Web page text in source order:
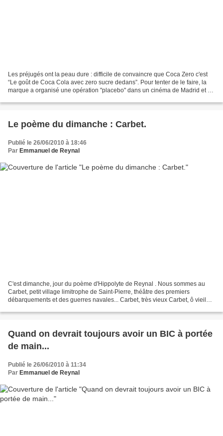
Les préjugés ont la peau dure : difficile de convaincre que Coca Zero c'est
“Le goût de Coca Cola avec zero sucre dedans”. Pour tenter de le faire, la
marque a organisé une opération "placebo" dans un cinéma de Madrid et a
Le poème du dimanche : Carbet.
Publié le 26/06/2010 à 18:46
Par Emmanuel de Reynal
C'est dimanche, jour du poème d'Hippolyte de Reynal . Nous sommes au
Carbet, petit village limitrophe de Saint-Pierre, théâtre des premiers
débarquements et des guerres navales... Carbet, très vieux Carbet, ô vieil
Quand on devrait toujours avoir un BIC à portée
de main...
Publié le 26/06/2010 à 11:34
Par Emmanuel de Reynal